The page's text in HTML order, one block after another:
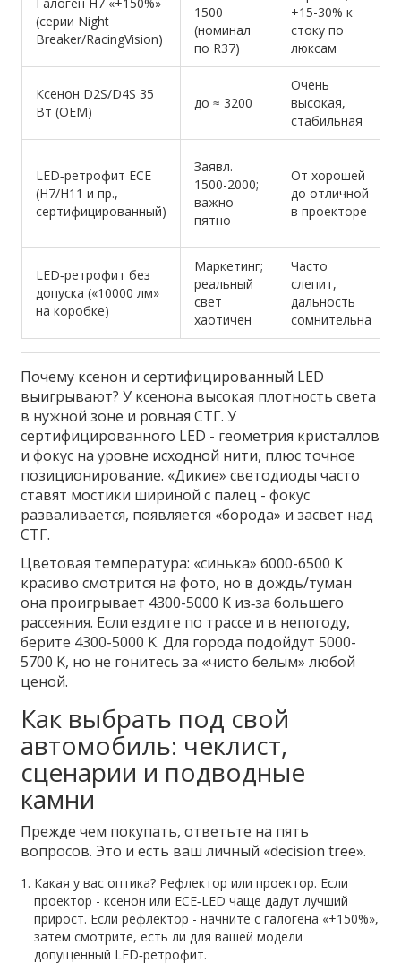
(серии Night
Breaker/RacingVision)
1500
(номинал
по R37)
+15-30% к
стоку по
люксам
Ксенон D2S/D4S 35
Вт (OEM)
до ≈ 3200
Очень
высокая,
стабильная
LED‑ретрофит ECE
(H7/H11 и пр.,
сертифицированный)
Заявл.
1500-2000;
важно
пятно
От хорошей
до отличной
в проекторе
LED‑ретрофит без
допуска («10000 лм»
на коробке)
Маркетинг;
реальный
свет
хаотичен
Часто
слепит,
дальность
сомнительна
Почему ксенон и сертифицированный LED
выигрывают? У ксенона высокая плотность света
в нужной зоне и ровная СТГ. У
сертифицированного LED - геометрия кристаллов
и фокус на уровне исходной нити, плюс точное
позиционирование. «Дикие» светодиоды часто
ставят мостики шириной с палец - фокус
разваливается, появляется «борода» и засвет над
СТГ.
Цветовая температура: «синька» 6000-6500 K
красиво смотрится на фото, но в дождь/туман
она проигрывает 4300-5000 K из‑за большего
рассеяния. Если ездите по трассе и в непогоду,
берите 4300-5000 K. Для города подойдут 5000-
5700 K, но не гонитесь за «чисто белым» любой
ценой.
Как выбрать под свой
автомобиль: чеклист,
сценарии и подводные
камни
Прежде чем покупать, ответьте на пять
вопросов. Это и есть ваш личный «decision tree».
Какая у вас оптика? Рефлектор или проектор. Если
проектор - ксенон или ECE‑LED чаще дадут лучший
прирост. Если рефлектор - начните с галогена «+150%»,
затем смотрите, есть ли для вашей модели
допущенный LED‑ретрофит.